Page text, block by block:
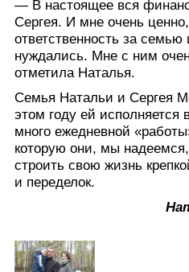
— В настоящее вся
Сергея. И мне очень
ответственность за
нуждались. Мне с ним
отметила Наталья.
Семья Натальи и Сергея
этом году ей исполняется
много ежедневной
которую они, мы
строить свою жизнь
и переделок.